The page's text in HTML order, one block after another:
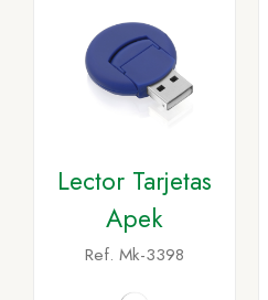
Lector Tarjetas
Apek
Ref. Mk-3398